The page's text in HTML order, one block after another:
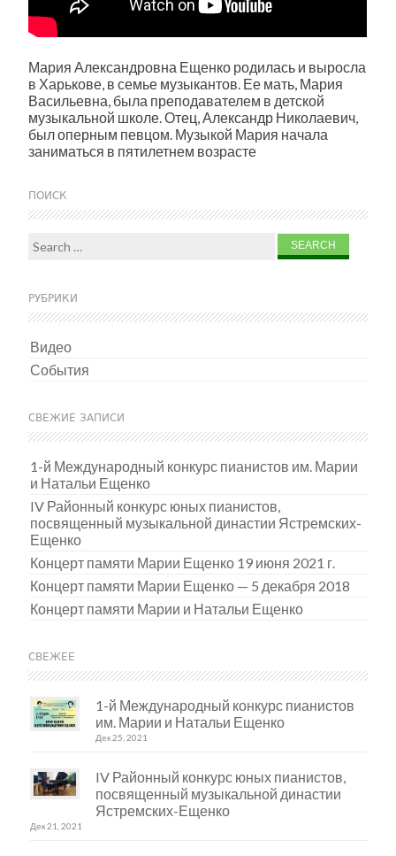
Мария Александровна Ещенко родилась и выросла
в Харькове, в семье музыкантов. Ее мать, Мария
Васильевна, была преподавателем в детской
музыкальной школе. Отец, Александр Николаевич,
был оперным певцом. Музыкой Мария начала
заниматься в пятилетнем возрасте
ПОИСК
Search for:
РУБРИКИ
Видео
События
СВЕЖИЕ ЗАПИСИ
1-й Международный конкурс пианистов им. Марии
и Натальи Ещенко
IV Районный конкурс юных пианистов,
посвященный музыкальной династии Ястремских-
Ещенко
Концерт памяти Марии Ещенко 19 июня 2021 г.
Концерт памяти Марии Ещенко — 5 декабря 2018
Концерт памяти Марии и Натальи Ещенко
СВЕЖЕЕ
1-й Международный конкурс пианистов
им. Марии и Натальи Ещенко
Дек 25, 2021
IV Районный конкурс юных пианистов,
посвященный музыкальной династии
Ястремских-Ещенко
Дек 21, 2021